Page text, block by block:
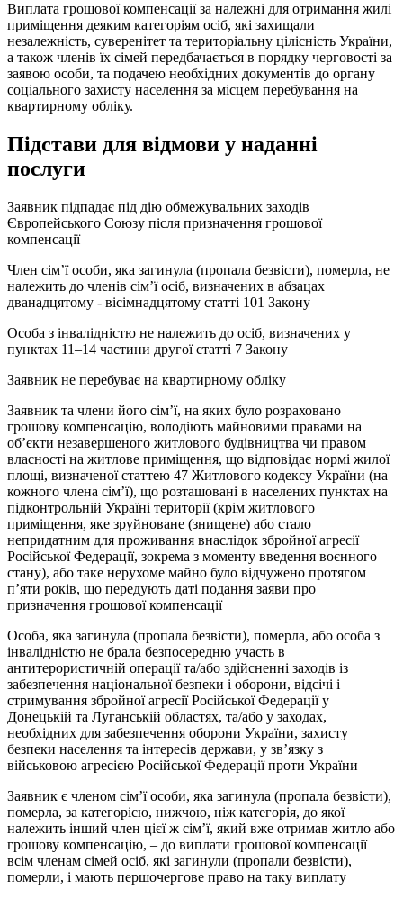
Виплата грошової компенсації за належні для отримання жилі
приміщення деяким категоріям осіб, які захищали
незалежність, суверенітет та територіальну цілісність України,
а також членів їх сімей передбачається в порядку черговості за
заявою особи, та подачею необхідних документів до органу
соціального захисту населення за місцем перебування на
квартирному обліку.
Підстави для відмови у наданні
послуги
Заявник підпадає під дію обмежувальних заходів
Європейського Союзу після призначення грошової
компенсації
Член сім’ї особи, яка загинула (пропала безвісти), померла, не
належить до членів сім’ї осіб, визначених в абзацах
дванадцятому - вісімнадцятому статті 101 Закону
Особа з інвалідністю не належить до осіб, визначених у
пунктах 11‒14 частини другої статті 7 Закону
Заявник не перебуває на квартирному обліку
Заявник та члени його сім’ї, на яких було розраховано
грошову компенсацію, володіють майновими правами на
об’єкти незавершеного житлового будівництва чи правом
власності на житлове приміщення, що відповідає нормі жилої
площі, визначеної статтею 47 Житлового кодексу України (на
кожного члена сім’ї), що розташовані в населених пунктах на
підконтрольній Україні території (крім житлового
приміщення, яке зруйноване (знищене) або стало
непридатним для проживання внаслідок збройної агресії
Російської Федерації, зокрема з моменту введення воєнного
стану), або таке нерухоме майно було відчужено протягом
п’яти років, що передують даті подання заяви про
призначення грошової компенсації
Особа, яка загинула (пропала безвісти), померла, або особа з
інвалідністю не брала безпосередню участь в
антитерористичній операції та/або здійсненні заходів із
забезпечення національної безпеки і оборони, відсічі і
стримування збройної агресії Російської Федерації у
Донецькій та Луганській областях, та/або у заходах,
необхідних для забезпечення оборони України, захисту
безпеки населення та інтересів держави, у зв’язку з
військовою агресією Російської Федерації проти України
Заявник є членом сім’ї особи, яка загинула (пропала безвісти),
померла, за категорією, нижчою, ніж категорія, до якої
належить інший член цієї ж сім’ї, який вже отримав житло або
грошову компенсацію, ‒ до виплати грошової компенсації
всім членам сімей осіб, які загинули (пропали безвісти),
померли, і мають першочергове право на таку виплату